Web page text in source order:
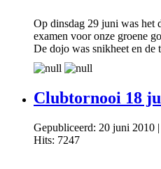
Op dinsdag 29 juni was het
examen voor onze groene
De dojo was snikheet en de
Clubtornooi 18
Gepubliceerd: 20 juni 2010 |
Hits: 7247